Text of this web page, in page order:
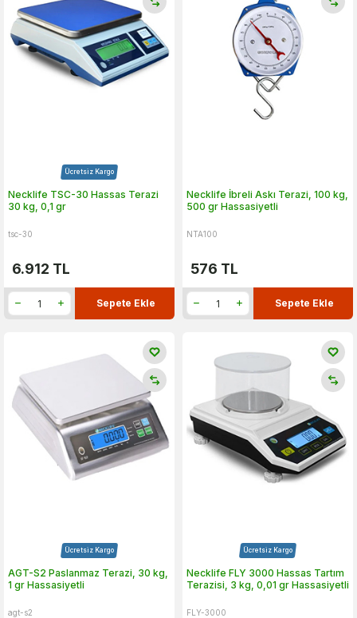
Ücretsiz Kargo
Necklife TSC-30 Hassas Terazi
30 kg, 0,1 gr
tsc-30
6.912 TL
Sepete Ekle
Necklife İbreli Askı Terazi, 100 kg,
500 gr Hassasiyetli
NTA100
576 TL
Sepete Ekle
Ücretsiz Kargo
AGT-S2 Paslanmaz Terazi, 30 kg,
1 gr Hassasiyetli
agt-s2
Ücretsiz Kargo
Necklife FLY 3000 Hassas Tartım
Terazisi, 3 kg, 0,01 gr Hassasiyetli
FLY-3000